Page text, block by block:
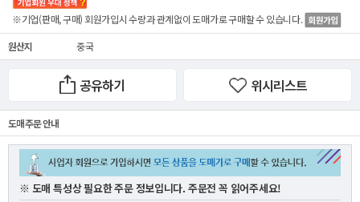
※기업(판매, 구매) 회원가입시 수량과 관계없이도매가로 구매할 수 있습니다.
원산지 중국
공유하기 위시리스트
도매 주문 안내
※ 도매 특성상 필요한 주문 정보입니다. 주문전 꼭 읽어주세요!